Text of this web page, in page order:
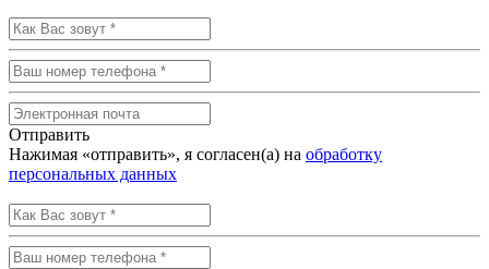
Отправить
Нажимая «отправить», я согласен(а) на обработку
персональных данных